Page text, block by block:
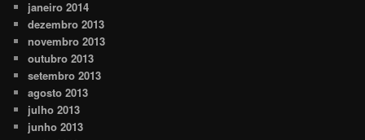
janeiro 2014
dezembro 2013
novembro 2013
outubro 2013
setembro 2013
agosto 2013
julho 2013
junho 2013